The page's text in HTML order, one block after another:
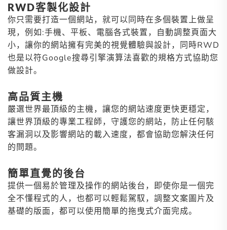
RWD客製化設計
你只需要打造一個網站，就可以同時在多個裝置上做呈
現，例如:手機、平板、電腦各式裝置，自動調整頁面大
小，讓你的網站擁有完美的視覺體驗與設計，同時RWD
也是以符Google搜尋引擎演算法喜歡的規格方式協助您
做設計。
高品質主機
嚴選世界最頂級的主機，讓您的網站速度更快更穩定，
讓世界頂級的專業工程師，守護您的網站，防止任何駭
客漏洞以及影響網站的載入速度，都會協助您解決任何
的問題。
簡單直覺的後台
提供一個易於管理及操作的網站後台，即使你是一個完
全不懂程式的人，也都可以輕鬆駕馭，調整文案圖片及
基礎的版面，都可以使用簡單的拖曳式介面完成。